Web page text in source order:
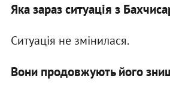
Яка зараз ситуація з
Ситуація не змінилася.
Вони продовжують його